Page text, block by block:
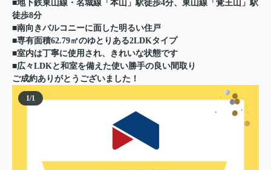
■地下鉄東山線・名城線「本山」駅徒歩4分、東山線「覚王山」駅
徒歩8分
■南向きバルコニーに面した明るい住戸
■専有面積62.79㎡のゆとりある2LDKタイプ
■室内は丁寧に使用され、きれいな状態です
■広々LDKと和室を備えた使い勝手の良い間取り
ご成約ありがとうございました！
1/1